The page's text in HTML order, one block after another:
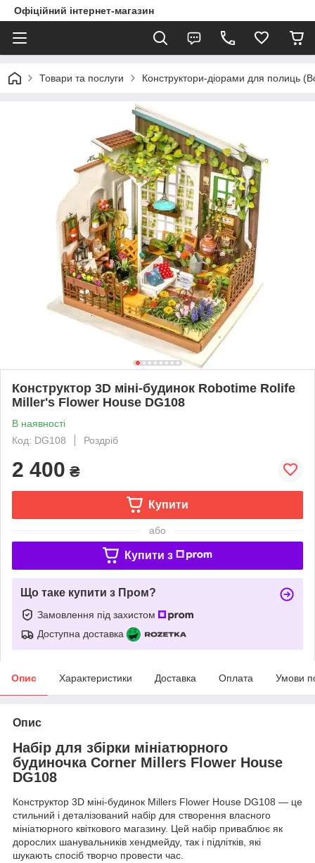
Офіційний інтернет-магазин
Товари та послуги Конструктори-діорами для полиць
Конструктор 3D міні-будинок Robotime Rolife
Miller's Flower House DG108
В наявності
Код: DG108
Роздріб
2 400 ₴
Купити
або
Купити з
Що таке купити з Пром?
Замовлення під захистом
Доступна доставка
Опис Характеристики Доставка Оплата Умови
Опис
Набір для збірки мініатюрного
будиночка Corner Millers Flower House
DG108
Конструктор 3D міні-будинок Millers Flower House DG108 — це
стильний і деталізований набір для створення власного
мініатюрного квіткового магазину. Цей набір приваблює як
дорослих шанувальників хендмейду, так і підлітків, які
шукають спосіб творчо провести час.